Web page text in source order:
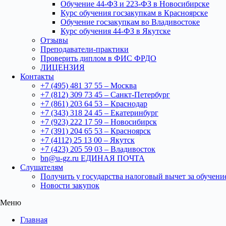
Обучение 44-ФЗ и 223-ФЗ в Новосибирске
Курс обучения госзакупкам в Красноярске
Обучение госзакупкам во Владивостоке
Курс обучения 44-ФЗ в Якутске
Отзывы
Преподаватели-практики
Проверить диплом в ФИС ФРДО
ЛИЦЕНЗИЯ
Контакты
+7 (495) 481 37 55 – Москва
+7 (812) 309 73 45 – Санкт-Петербург
+7 (861) 203 64 53 – Краснодар
+7 (343) 318 24 45 – Екатеринбург
+7 (923) 222 17 59 – Новосибирск
+7 (391) 204 65 53 – Красноярск
+7 (4112) 25 13 00 – Якутск
+7 (423) 205 59 03 – Владивосток
bn@u-gz.ru ЕДИНАЯ ПОЧТА
Слушателям
Получить у государства налоговый вычет за
Новости закупок
Меню
Главная